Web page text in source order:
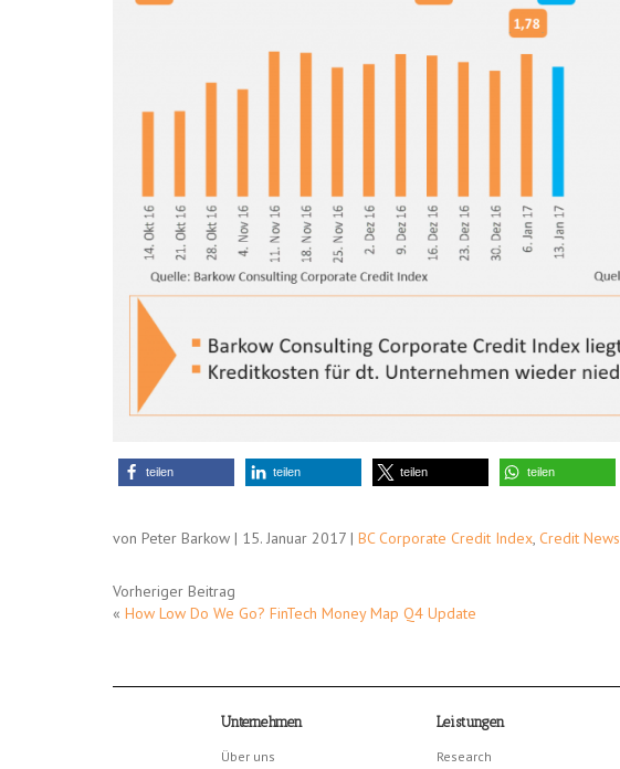
teilen teilen teilen teilen
von Peter Barkow | 15. Januar 2017 | BC Corporate Credit Index, Credit News
Vorheriger Beitrag
« How Low Do We Go? FinTech Money Map Q4 Update
Unternehmen
Über uns
Leistungen
Research